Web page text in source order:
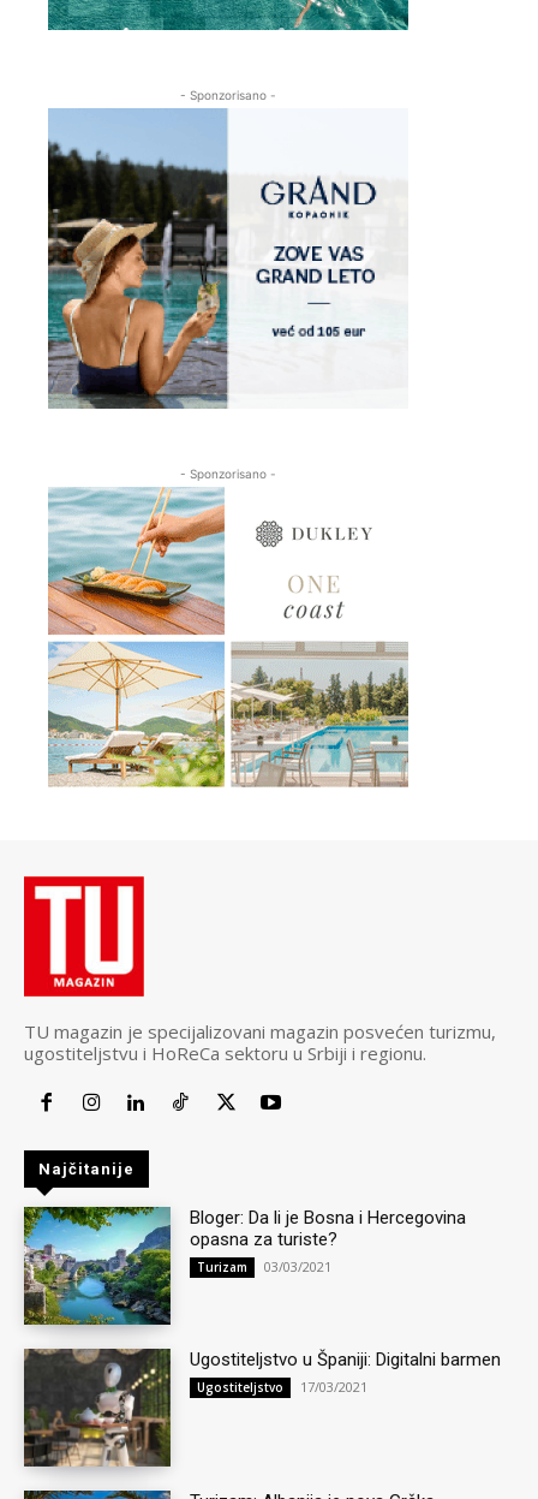
- Sponzorisano -
- Sponzorisano -
TU magazin je specijalizovani magazin posvećen turizmu,
ugostiteljstvu i HoReCa sektoru u Srbiji i regionu.
Najčitanije
Bloger: Da li je Bosna i Hercegovina
opasna za turiste?
Turizam 03/03/2021
Ugostiteljstvo u Španiji: Digitalni barmen
Ugostiteljstvo 17/03/2021